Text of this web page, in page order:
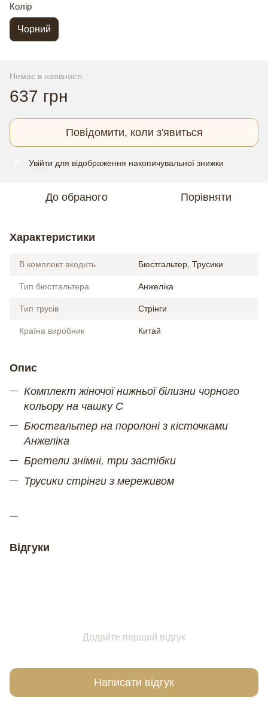
Колір
Чорний
Немає в наявності
637 грн
Повідомити, коли з'явиться
Увійти для відображення накопичувальної знижки
До обраного Порівняти
Характеристики
В комплект входить Бюстгальтер, Трусики
Тип бюстгальтера Анжеліка
Тип трусів Стрінги
Країна виробник Китай
Опис
Комплект жіночої нижньої білизни чорного
кольору на чашку С
Бюстгальтер на поролоні з кісточками
Анжеліка
Бретели знімні, три застібки
Трусики стрінги з мереживом
Відгуки
Додайте перший відгук
Написати відгук